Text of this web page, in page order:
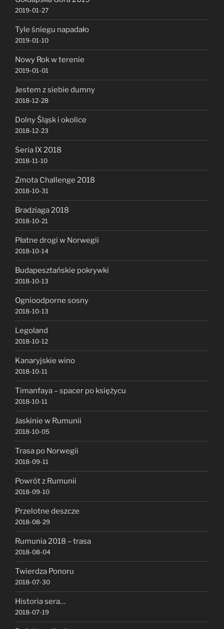
2019-01-27
Tyle śniegu napadało
2019-01-10
Nowy Rok w terenie
2019-01-01
Jestem z siebie dumny
2018-12-28
Dolny Śląsk i okolice
2018-12-23
Seria IX 2018
2018-11-10
Zmota Challenge 2018
2018-10-31
Bradziaga 2018
2018-10-21
Płatne drogi w Norwegii
2018-10-14
Budapesztańskie pokrywki
2018-10-13
Ognioodporne sosny
2018-10-13
Legoland
2018-10-12
Kanaryjskie wino
2018-10-11
Timanfaya – spacer po księżycu
2018-10-11
Jaskinie w Rumunii
2018-10-05
Trasa po Norwegii
2018-09-11
Powrót z Rumunii
2018-09-10
Przelotne deszcze
2018-08-29
Rumunia 2018 – trasa
2018-08-04
Twierdza Ponoru
2018-07-30
Historia sera…
2018-07-19